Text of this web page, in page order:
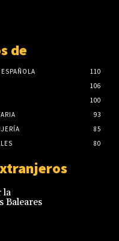
de
110
106
100
93
85
80
la
Baleares